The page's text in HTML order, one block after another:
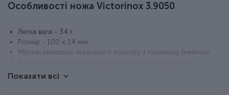
Особливості ножа Victorinox 3.9050
Легка вага - 34 г.
Розмір - 100 x 14 мм.
Матові накладки червоного кольору з поліаміду (нейлон).
Довічна гарантія.
Показати всі